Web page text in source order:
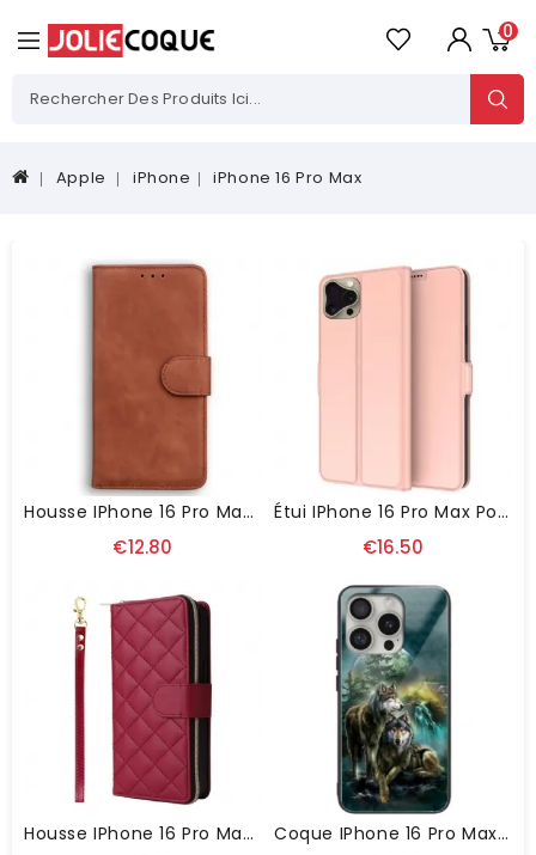
0
Apple iPhone iPhone 16 Pro Max
Housse IPhone 16 Pro Max Effet Daim Cassique
€12.80
Étui IPhone 16 Pro Max Porte-Carte
€16.50
Housse IPhone 16 Pro Max Matelassée Lanière Et Bandoulière Coque IPhone 16 Pro Max Verre Trempé Loups